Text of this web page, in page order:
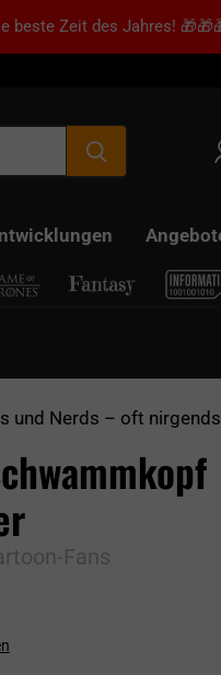
beste Zeit des Jahres!
und Nerds – oft
Fans